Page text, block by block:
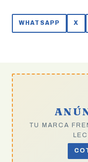
WHATSAPP X
TU MARCA